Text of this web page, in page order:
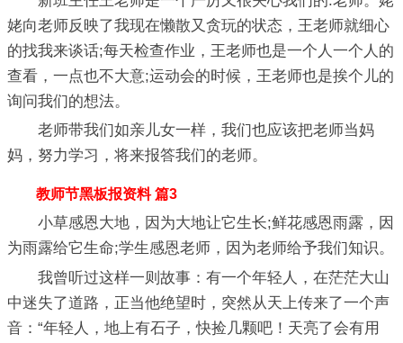
姥向老师反映了我现在懒散又贪玩的状态，王老师就细心
的找我来谈话;每天检查作业，王老师也是一个人一个人的
查看，一点也不大意;运动会的时候，王老师也是挨个儿的
询问我们的想法。
老师带我们如亲儿女一样，我们也应该把老师当妈
妈，努力学习，将来报答我们的老师。
教师节黑板报资料 篇3
小草感恩大地，因为大地让它生长;鲜花感恩雨露，因
为雨露给它生命;学生感恩老师，因为老师给予我们知识。
我曾听过这样一则故事：有一个年轻人，在茫茫大山
中迷失了道路，正当他绝望时，突然从天上传来了一个声
音：“年轻人，地上有石子，快捡几颗吧！天亮了会有用